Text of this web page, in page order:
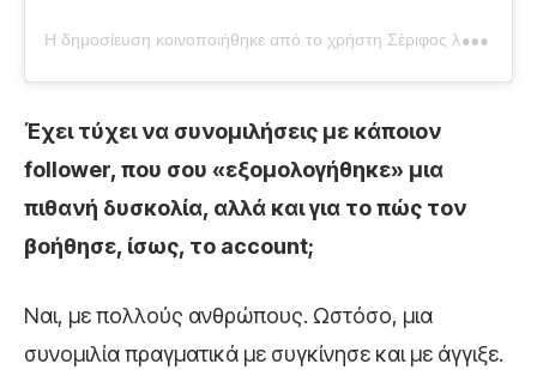
Η
δημοσίευση κοινοποιήθηκε από το χρήστη Σέριφος λάντ | serifosland (@serifosland)
Έχει τύχει να συνομιλήσεις με κάποιον
follower, που σου «εξομολογήθηκε» μια
πιθανή δυσκολία, αλλά και για το πώς τον
βοήθησε, ίσως, το account;
Ναι, με πολλούς ανθρώπους. Ωστόσο, μια
συνομιλία πραγματικά με συγκίνησε και με άγγιξε.